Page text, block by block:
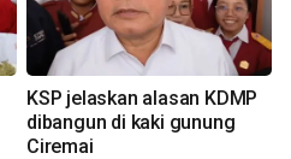
KSP jelaskan alasan KDMP
dibangun di kaki gunung
Ciremai